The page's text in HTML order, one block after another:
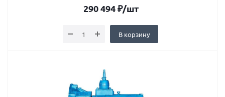
290 494₽/шт
В корзину